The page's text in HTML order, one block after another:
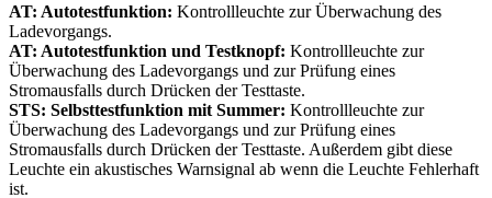
AT: Autotestfunktion: Kontrollleuchte zur Überwachung des
Ladevorgangs.
AT: Autotestfunktion und Testknopf: Kontrollleuchte zur
Überwachung des Ladevorgangs und zur Prüfung eines
Stromausfalls durch Drücken der Testtaste.
STS: Selbsttestfunktion mit Summer: Kontrollleuchte zur
Überwachung des Ladevorgangs und zur Prüfung eines
Stromausfalls durch Drücken der Testtaste. Außerdem gibt diese
Leuchte ein akustisches Warnsignal ab wenn die Leuchte Fehlerhaft
ist.